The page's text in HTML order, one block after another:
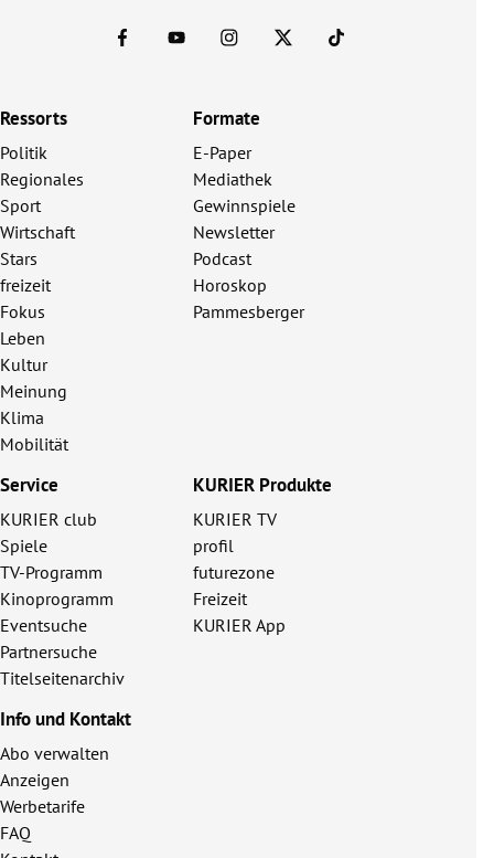
Ressorts
Politik
Regionales
Sport
Wirtschaft
Stars
freizeit
Fokus
Leben
Kultur
Meinung
Klima
Mobilität
Formate
E-Paper
Mediathek
Gewinnspiele
Newsletter
Podcast
Horoskop
Pammesberger
Service
KURIER club
Spiele
TV-Programm
Kinoprogramm
Eventsuche
Partnersuche
Titelseitenarchiv
KURIER Produkte
KURIER TV
profil
futurezone
Freizeit
KURIER App
Info und Kontakt
Abo verwalten
Anzeigen
Werbetarife
FAQ